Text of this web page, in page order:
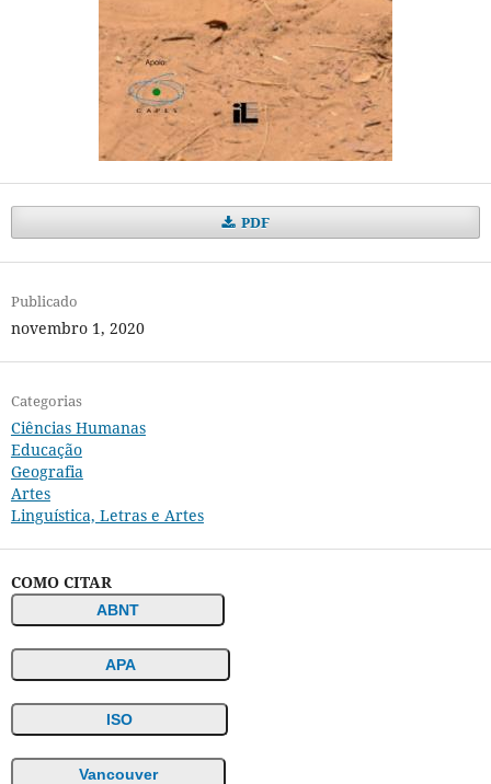
PDF
Publicado
novembro 1, 2020
Categorias
Ciências Humanas
Educação
Geografia
Artes
Linguística, Letras e Artes
COMO CITAR
ABNT
APA
ISO
Vancouver